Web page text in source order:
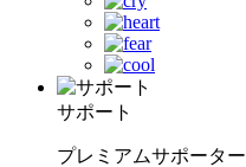
サポート
プレミアムサポーター